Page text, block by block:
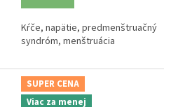
Kŕče, napätie, predmenštruačný
syndróm, menštruácia
SUPER CENA
Viac za menej